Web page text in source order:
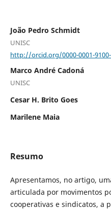
João Pedro Schmidt
UNISC
http://orcid.org/0000-0001-
Marco André Cadoná
UNISC
Cesar H. Brito Goes
Marilene Maia
Resumo
Apresentamos, no artigo,
articulada por movimentos
cooperativas e sindicatos, a